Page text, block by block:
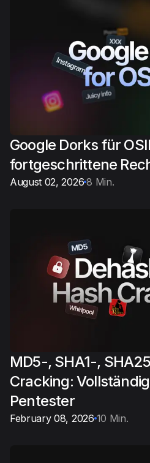
Google Dorks für
fortgeschrittene
August 02, 2026 8 Min.
MD5-, SHA1-,
Cracking:
Pentester
February 08, 2026 10 Min.